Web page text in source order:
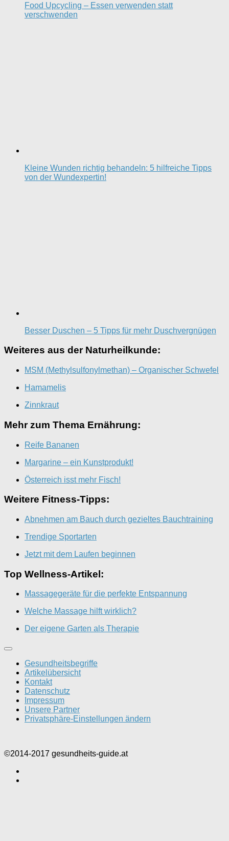
Food Upcycling – Essen verwenden statt
verschwenden
Kleine Wunden richtig behandeln: 5 hilfreiche Tipps
von der Wundexpertin!
Besser Duschen – 5 Tipps für mehr Duschvergnügen
Weiteres aus der Naturheilkunde:
MSM (Methylsulfonylmethan) – Organischer Schwefel
Hamamelis
Zinnkraut
Mehr zum Thema Ernährung:
Reife Bananen
Margarine – ein Kunstprodukt!
Österreich isst mehr Fisch!
Weitere Fitness-Tipps:
Abnehmen am Bauch durch gezieltes Bauchtraining
Trendige Sportarten
Jetzt mit dem Laufen beginnen
Top Wellness-Artikel:
Massagegeräte für die perfekte Entspannung
Welche Massage hilft wirklich?
Der eigene Garten als Therapie
Gesundheitsbegriffe
Artikelübersicht
Kontakt
Datenschutz
Impressum
Unsere Partner
Privatsphäre-Einstellungen ändern
©2014-2017 gesundheits-guide.at